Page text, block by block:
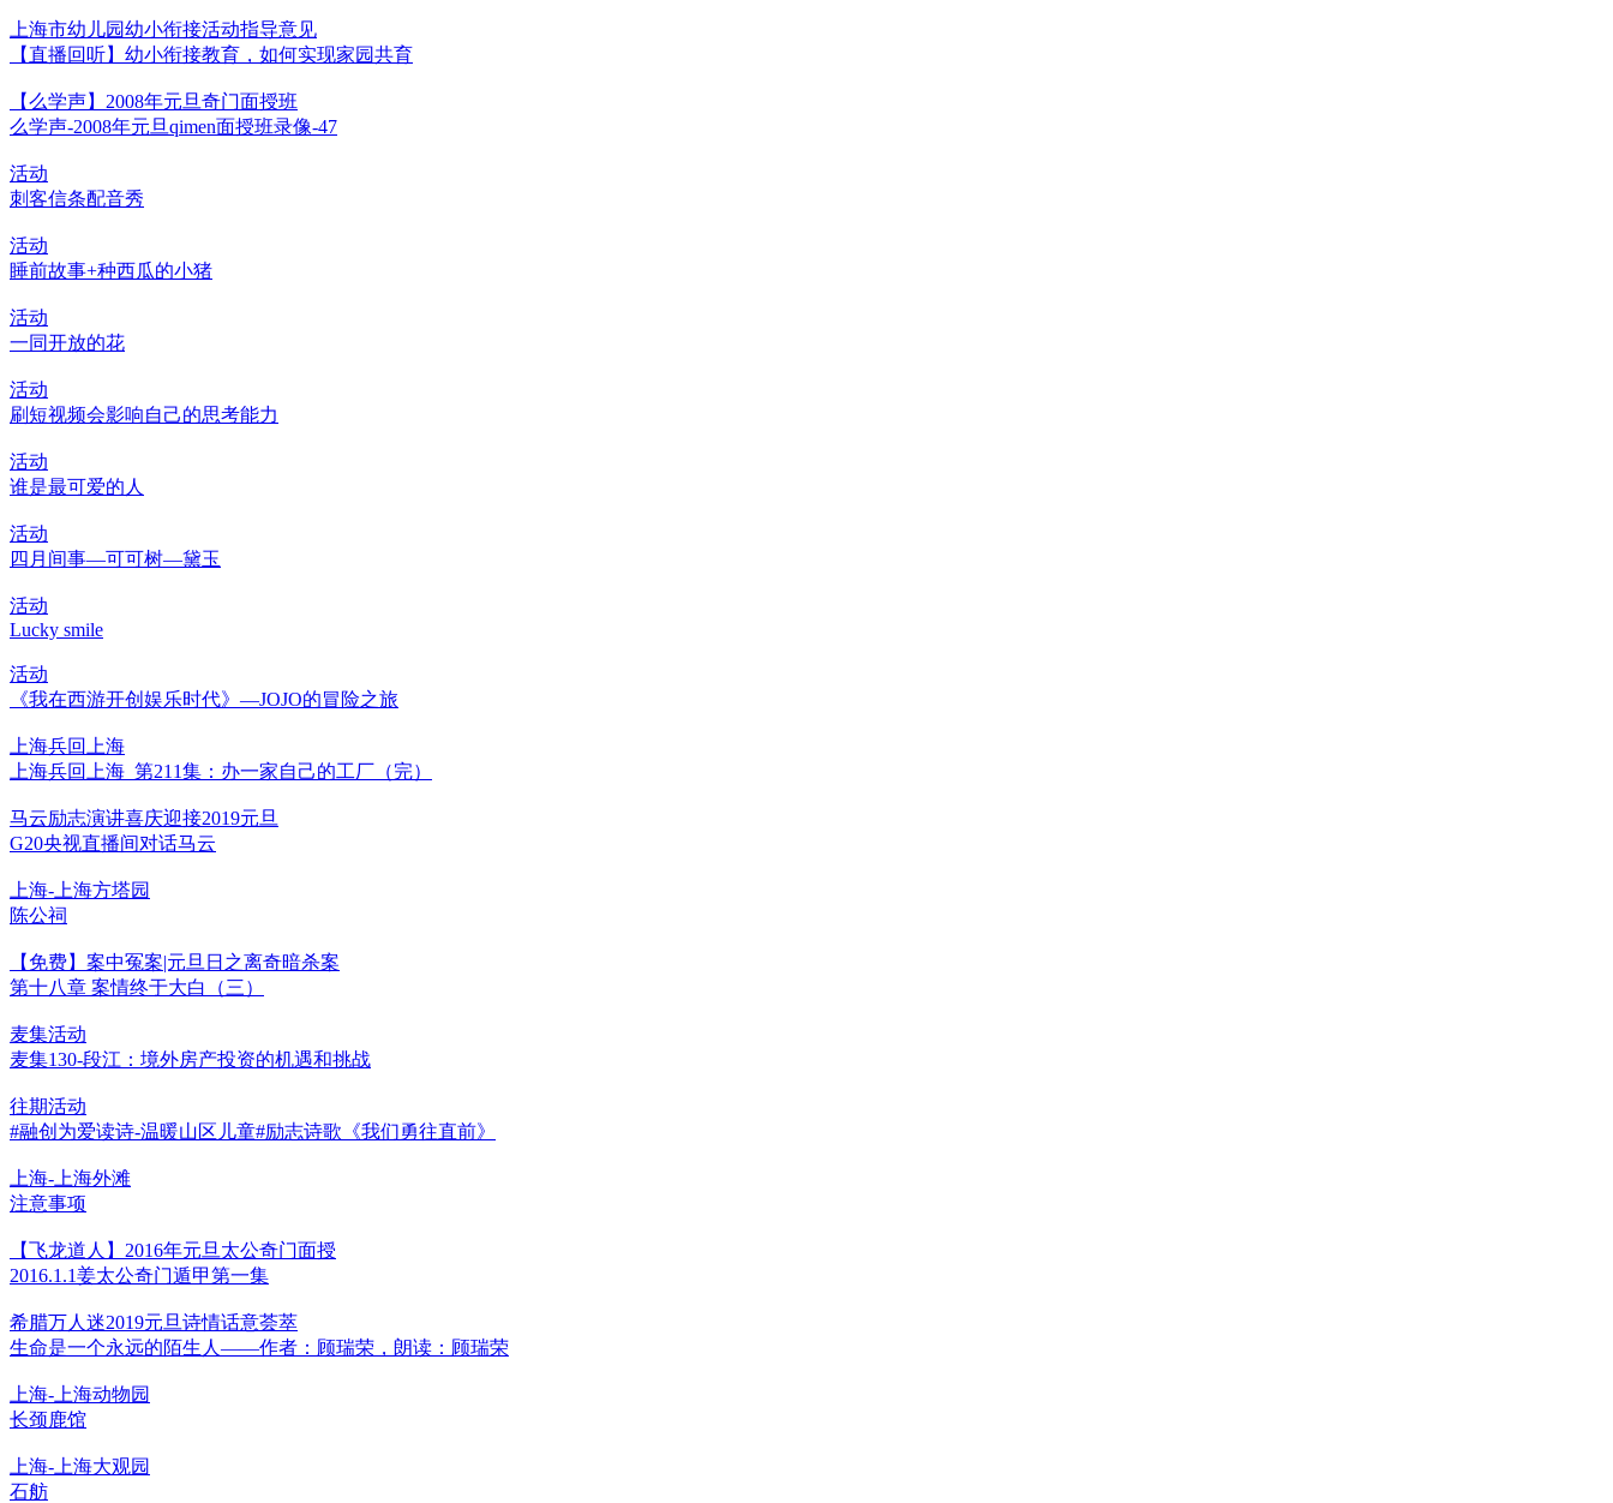
上海市幼儿园幼小衔接活动指导意见
【直播回听】幼小衔接教育，如何实现家园共育
【么学声】2008年元旦奇门面授班
么学声-2008年元旦qimen面授班录像-47
活动
刺客信条配音秀
活动
睡前故事+种西瓜的小猪
活动
一同开放的花
活动
刷短视频会影响自己的思考能力
活动
谁是最可爱的人
活动
四月间事—可可树—黛玉
活动
Lucky smile
活动
《我在西游开创娱乐时代》—JOJO的冒险之旅
上海兵回上海
上海兵回上海_第211集：办一家自己的工厂（完）
马云励志演讲喜庆迎接2019元旦
G20央视直播间对话马云
上海-上海方塔园
陈公祠
【免费】案中冤案|元旦日之离奇暗杀案
第十八章 案情终于大白（三）
麦集活动
麦集130-段江：境外房产投资的机遇和挑战
往期活动
#融创为爱读诗-温暖山区儿童#励志诗歌《我们勇往直前》
上海-上海外滩
注意事项
【飞龙道人】2016年元旦太公奇门面授
2016.1.1姜太公奇门遁甲第一集
希腊万人迷2019元旦诗情话意荟萃
生命是一个永远的陌生人——作者：顾瑞荣，朗读：顾瑞荣
上海-上海动物园
长颈鹿馆
上海-上海大观园
石舫